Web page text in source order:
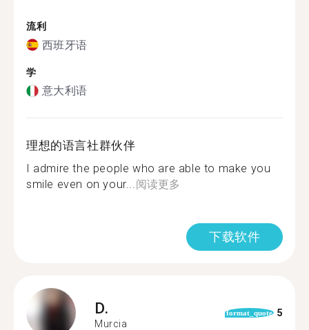
流利
西班牙语
学
意大利语
理想的语言社群伙伴
I admire the people who are able to make you
smile even on your...阅读更多
下载软件
D.
Murcia
format_quote 5